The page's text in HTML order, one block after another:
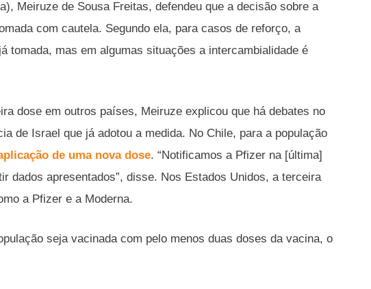
Meiruze de Sousa Freitas, defendeu que a decisão sobre a
com cautela. Segundo ela, para casos de reforço, a
tomada, mas em algumas situações a intercambialidade é
dose em outros países, Meiruze explicou que há debates no
de Israel que já adotou a medida. No Chile, para a população
de uma nova dose. “Notificamos a Pfizer na [última]
dados apresentados”, disse. Nos Estados Unidos, a terceira
a Pfizer e a Moderna.
seja vacinada com pelo menos duas doses da vacina, o